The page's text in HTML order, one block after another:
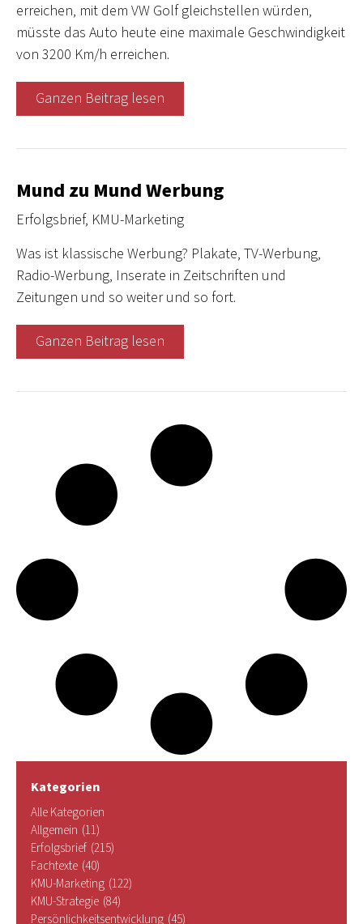
erreichen, mit dem VW Golf gleichstellen würden,
müsste das Auto heute eine maximale Geschwindigkeit
von 3200 Km/h erreichen.
Ganzen Beitrag lesen
Mund zu Mund Werbung
Erfolgsbrief, KMU-Marketing
Was ist klassische Werbung? Plakate, TV-Werbung,
Radio-Werbung, Inserate in Zeitschriften und
Zeitungen und so weiter und so fort.
Ganzen Beitrag lesen
Kategorien
Alle Kategorien
Allgemein (11)
Erfolgsbrief (215)
Fachtexte (40)
KMU-Marketing (122)
KMU-Strategie (84)
Persönlichkeitsentwicklung (45)